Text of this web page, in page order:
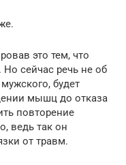
это тем, что
сейчас речь не об
будет
мышц до отказа
повторение
ведь так он
от травм.